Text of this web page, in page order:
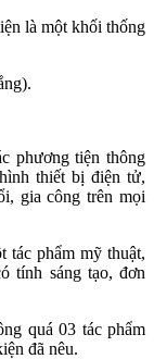
là một khối thống
phương tiện thông
thiết bị điện tử,
gia công trên mọi
tác phẩm mỹ thuật,
tính sáng tạo, đơn
quá 03 tác phẩm
đã nêu.